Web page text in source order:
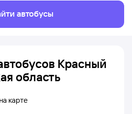
автобусы
Красный
область
карте